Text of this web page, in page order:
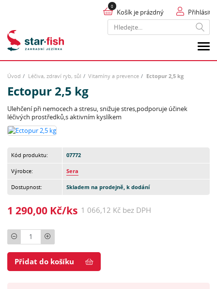
Hledat
Přihlásit
Košík je prázdný
Úvod Léčiva, zdraví ryb, sůl Vitamíny a prevence Ectopur 2,5 kg
Ectopur 2,5 kg
Ulehčení při nemocech a stresu, snižuje stres,podporuje účinek
léčivých prostředků,s aktivním kyslíkem
Kód produktu: 07772
Výrobce: Sera
Dostupnost: Skladem na prodejně, k dodání
1 290,00 Kč/ks 1 066,12 Kč bez DPH
Počet
Přidat do košíku